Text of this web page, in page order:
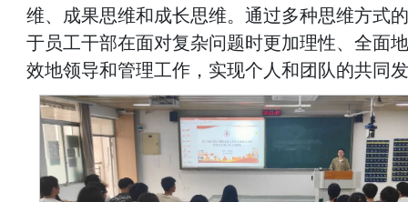
维、成果思维和成长思维。通过多种思维方式
于员工干部在面对复杂问题时更加理性、全面
效地领导和管理工作，实现个人和团队的共同